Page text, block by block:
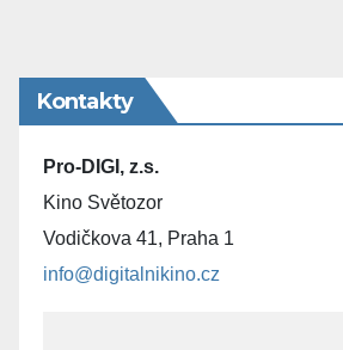
Kontakty
Pro-DIGI, z.s.
Kino Světozor
Vodičkova 41, Praha 1
info@digitalnikino.cz